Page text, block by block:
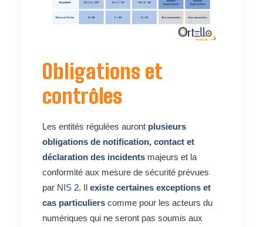
Obligations et
contrôles
Les entités régulées auront plusieurs
obligations de notification, contact et
déclaration des incidents majeurs et la
conformité aux mesure de sécurité prévues
par NIS 2. Il existe certaines exceptions et
cas particuliers comme pour les acteurs du
numériques qui ne seront pas soumis aux